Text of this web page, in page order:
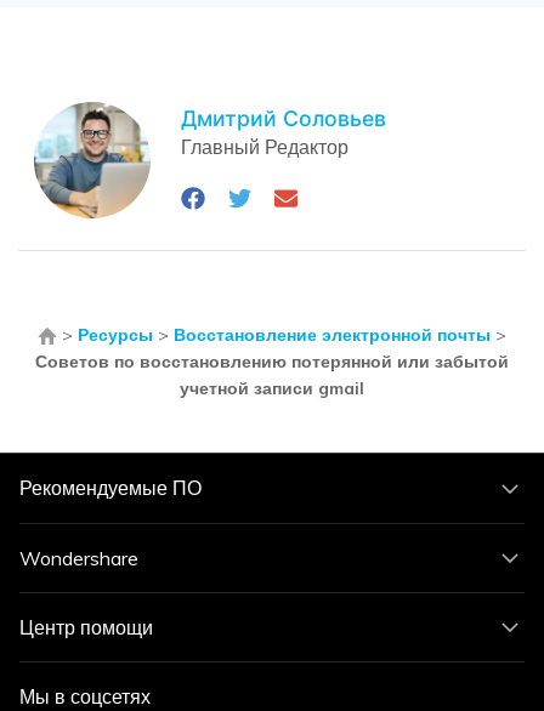
Дмитрий Соловьев
Главный Редактор
> Ресурсы > Восстановление электронной почты >
Советов по восстановлению потерянной или забытой
учетной записи gmail
Рекомендуемые ПО
Wondershare
Центр помощи
Мы в соцсетях